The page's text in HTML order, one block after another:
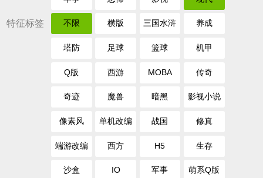
特征标签 不限 横版 三国水浒 养成
塔防 足球 篮球 机甲
Q版 西游 MOBA 传奇
奇迹 魔兽 暗黑 影视小说
像素风 单机改编 战国 修真
端游改编 西方 H5 生存
沙盒 IO 军事 萌系Q版